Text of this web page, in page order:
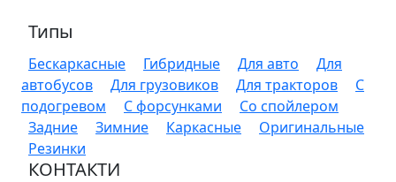
Типы
Бескаркасные Гибридные Для авто
Для
автобусов
Для грузовиков Для тракторов
С
подогревом
С форсунками
Со спойлером
Задние
Зимние Каркасные
Оригинальные
Резинки
КОНТАКТИ